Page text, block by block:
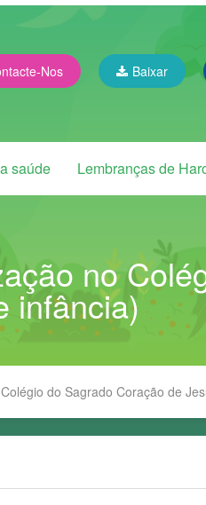
Nos Baixar
saúde Lembranças de
no
infância)
do Sagrado Coração de